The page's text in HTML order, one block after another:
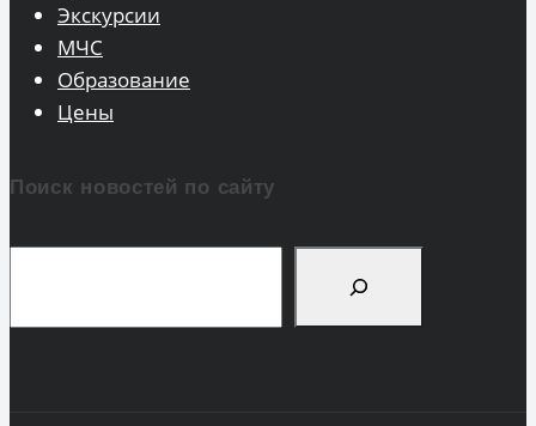
Экскурсии
МЧС
Образование
Цены
Поиск новостей по сайту